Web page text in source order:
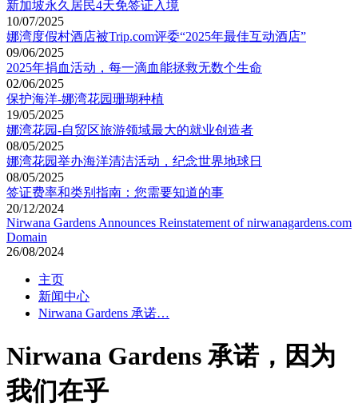
新加坡永久居民4天免签证入境
10/07/2025
娜湾度假村酒店被Trip.com评委“2025年最佳互动酒店”
09/06/2025
2025年捐血活动，每一滴血能拯救无数个生命
02/06/2025
保护海洋-娜湾花园珊瑚种植
19/05/2025
娜湾花园-自贸区旅游领域最大的就业创造者
08/05/2025
娜湾花园举办海洋清洁活动，纪念世界地球日
08/05/2025
签证费率和类别指南：您需要知道的事
20/12/2024
Nirwana Gardens Announces Reinstatement of nirwanagardens.com
Domain
26/08/2024
主页
新闻中心
Nirwana Gardens 承诺…
Nirwana Gardens 承诺，因为
我们在乎